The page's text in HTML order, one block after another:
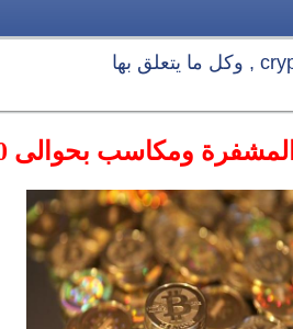
ومكاسب بحوالى 30 مليار دولار